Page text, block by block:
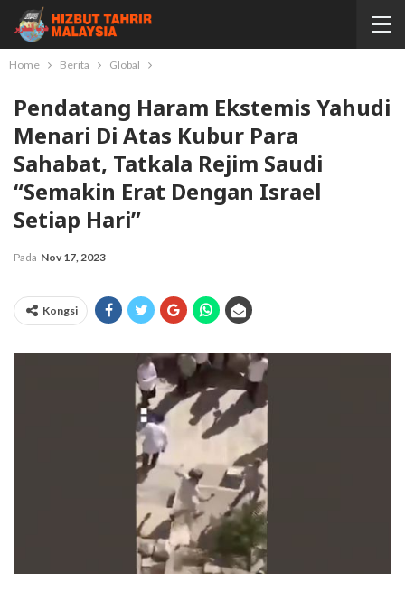
Home Berita Global
Pendatang Haram Ekstemis Yahudi
Menari Di Atas Kubur Para
Sahabat, Tatkala Rejim Saudi
“semakin Erat Dengan Israel
Setiap Hari”
Pada Nov 17, 2023
Kongsi